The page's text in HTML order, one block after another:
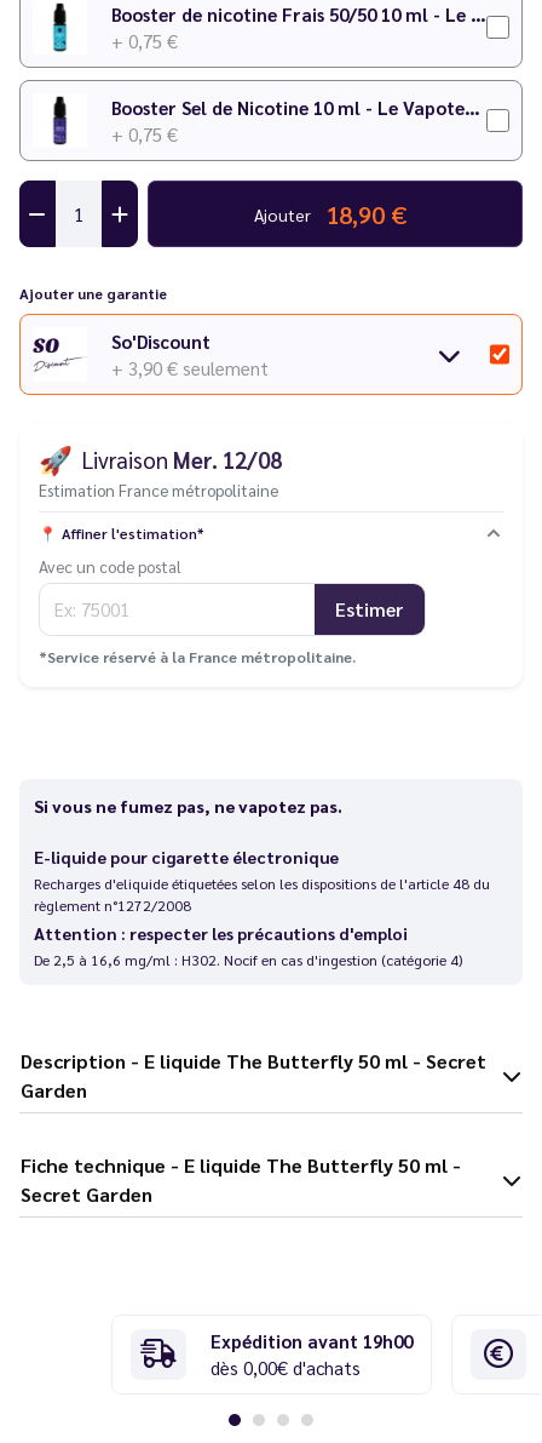
Booster de nicotine Frais 50/50 10 ml - Le Vapoteur Discount
+ 0,75 €
Booster Sel de Nicotine 10 ml - Le Vapoteur Discount
+ 0,75 €
Ajouter 18,90 €
Ajouter une garantie
So'Discount
+ 3,90 € seulement
🚀 Livraison Mer. 12/08
Estimation France métropolitaine
📍 Affiner l'estimation*
Avec un code postal
Estimer
*Service réservé à la France métropolitaine.
Si vous ne fumez pas, ne vapotez pas.
E-liquide pour cigarette électronique
Recharges d'eliquide étiquetées selon les dispositions de l'article 48 du
règlement n°1272/2008
Attention : respecter les précautions d'emploi
De 2,5 à 16,6 mg/ml : H302. Nocif en cas d'ingestion (catégorie 4)
Description - E liquide The Butterfly 50 ml - Secret
Garden
Fiche technique - E liquide The Butterfly 50 ml -
Secret Garden
Expédition avant 19h00
dès 0,00€ d'achats